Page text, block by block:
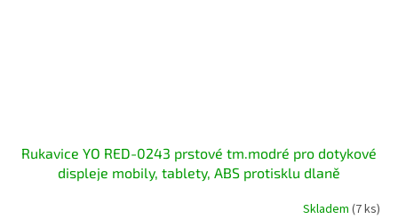
Rukavice YO RED-0243 prstové tm.modré pro dotykové
displeje mobily, tablety, ABS protisklu dlaně
Skladem (7 ks)